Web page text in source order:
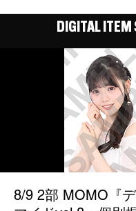
DIGITAL ITEM
8/9 2部 MOMO『